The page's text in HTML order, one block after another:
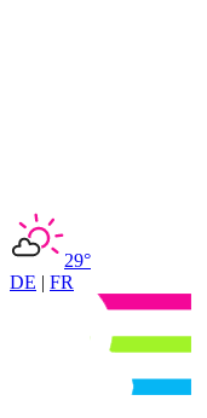
29°
DE | FR